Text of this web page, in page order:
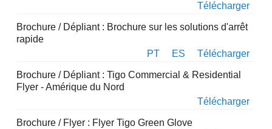
Télécharger
Brochure / Dépliant : Brochure sur les solutions d'arrêt
rapide
PT
ES Télécharger
Brochure / Dépliant : Tigo Commercial & Residential
Flyer - Amérique du Nord
Télécharger
Brochure / Flyer : Flyer Tigo Green Glove